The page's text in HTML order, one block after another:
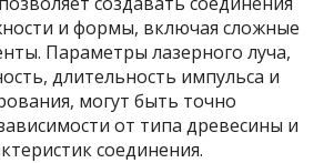
и формы, включая сложные
Параметры лазерного луча,
длительность импульса и
могут быть точно
от типа древесины и
соединения.